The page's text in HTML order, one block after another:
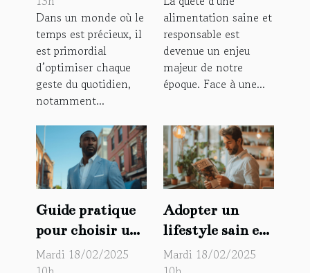
ménage
courants ?
Dans un monde où le
temps est précieux, il
est primordial
d’optimiser chaque
geste du quotidien,
notamment...
site dédié à
l'alimentation
saine
alimentation saine et
responsable est
devenue un enjeu
majeur de notre
époque. Face à une...
Guide pratique
pour choisir un
costume homme
Mardi 18/02/2025
Adopter un
lifestyle sain et
moderne pour
Mardi 18/02/2025